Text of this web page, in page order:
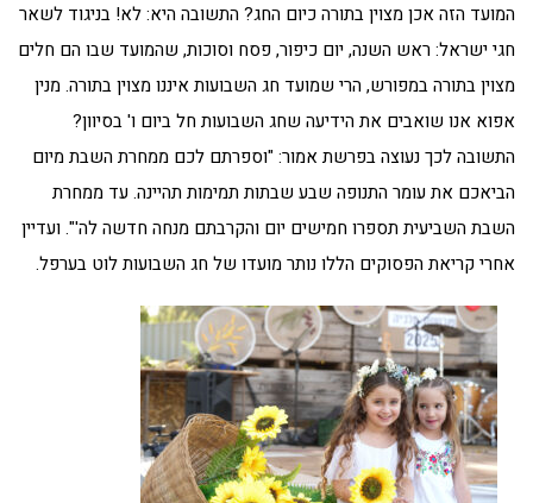
המועד הזה אכן מצוין בתורה כיום החג? התשובה היא: לא! בניגוד לשאר
חגי ישראל: ראש השנה, יום כיפור, פסח וסוכות, שהמועד שבו הם חלים
מצוין בתורה במפורש, הרי שמועד חג השבועות איננו מצוין בתורה. מנין
אפוא אנו שואבים את הידיעה שחג השבועות חל ביום ו' בסיוון?
התשובה לכך נעוצה בפרשת אמור: "וספרתם לכם ממחרת השבת מיום
הביאכם את עומר התנופה שבע שבתות תמימות תהיינה. עד ממחרת
השבת השביעית תספרו חמישים יום והקרבתם מנחה חדשה לה'". ועדיין
אחרי קריאת הפסוקים הללו נותר מועדו של חג השבועות לוט בערפל.